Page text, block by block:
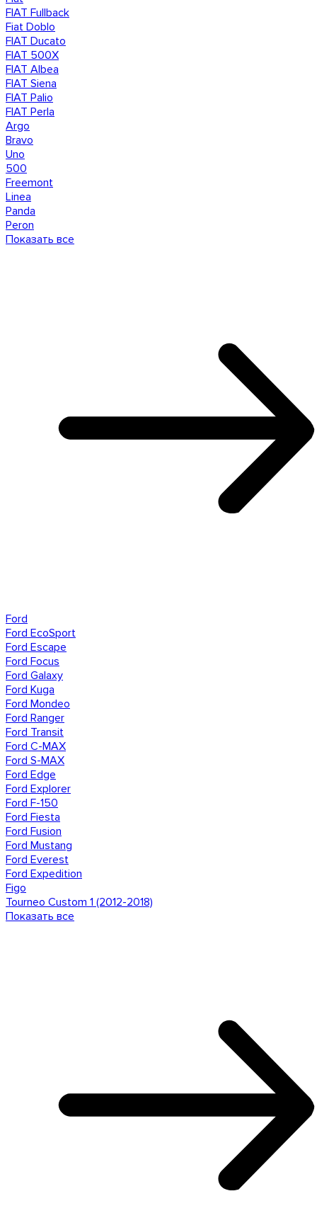
FIAT Fullback
Fiat Doblo
FIAT Ducato
FIAT 500X
FIAT Albea
FIAT Siena
FIAT Palio
FIAT Perla
Argo
Bravo
Uno
500
Freemont
Linea
Panda
Peron
Показать все
Ford
Ford EcoSport
Ford Escape
Ford Focus
Ford Galaxy
Ford Kuga
Ford Mondeo
Ford Ranger
Ford Transit
Ford C-MAX
Ford S-MAX
Ford Edge
Ford Explorer
Ford F-150
Ford Fiesta
Ford Fusion
Ford Mustang
Ford Everest
Ford Expedition
Figo
Tourneo Custom 1 (2012-2018)
Показать все